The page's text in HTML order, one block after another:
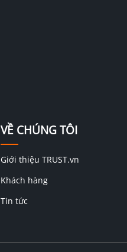
VỀ CHÚNG TÔI
Giới thiệu TRUST.vn
Khách hàng
Tin tức